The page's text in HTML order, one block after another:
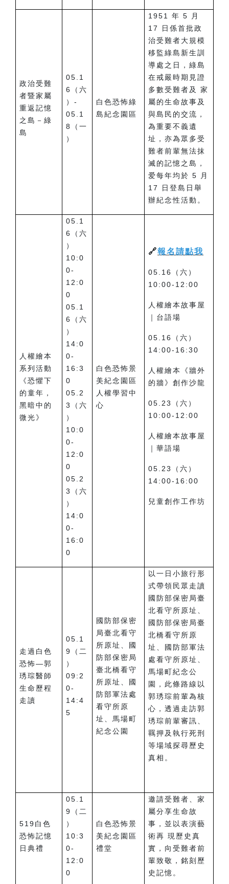
政治受難
者暨家屬
重返記憶
之島－綠
島
05.1
6（六
）-
05.1
8（一
）
白色恐怖綠
島紀念園區
1951 年 5 月
17 日係首批政
治受難者大規模
移監綠島新生訓
導處之日，綠島
在戒嚴時期見證
多數受難者及 家
屬的生命故事及
與島民的交流，
為重要不義遺
址，亦為眾多受
難者前輩無法抹
滅的記憶之島，
爱每年均於 5 月
17 日登島日舉
辦紀念性活動。
人權繪本
系列活動
《恐懼下
的童年，
黑暗中的
微光》
05.1
6（六
）
10:0
0-
12:0
0
05.1
6（六
）
14:0
0-
16:3
0
05.2
3（六
）
10:0
0-
12:0
0
05.2
3（六
）
14:0
0-
16:0
0
白色恐怖景
美紀念園區
人權學習中
心
🔗報名請點我
05.16（六）
10:00-12:00
人權繪本故事屋
｜台語場
05.16（六）
14:00-16:30
人權繪本《牆外
的牆》創作沙龍
05.23（六）
10:00-12:00
人權繪本故事屋
｜華語場
05.23（六）
14:00-16:00
兒童創作工作坊
走過白色
恐怖—郭
琇琮醫師
生命歷程
走讀
05.1
9（二
）
09:2
0-
14:4
5
國防部保密
局臺北看守
所原址、國
防部保密局
臺北橋看守
所原址、國
防部軍法處
看守所原
址、馬場町
紀念公園
以一日小旅行形
式帶領民眾走讀
國防部保密局臺
北看守所原址、
國防部保密局臺
北橋看守所原
址、國防部軍法
處看守所原址、
馬場町紀念公
園，此條路線以
郭琇琮前輩為核
心，透過走訪郭
琇琮前輩審訊、
羈押及執行死刑
等場域探尋歷史
真相。
519白色
恐怖記憶
日典禮
05.1
9（二
）
10:3
0-
12:0
0
白色恐怖景
美紀念園區
禮堂
邀請受難者、家
屬分享生命故
事，並以表演藝
術再 現歷史真
實，向受難者前
輩致敬，銘刻歷
史記憶。